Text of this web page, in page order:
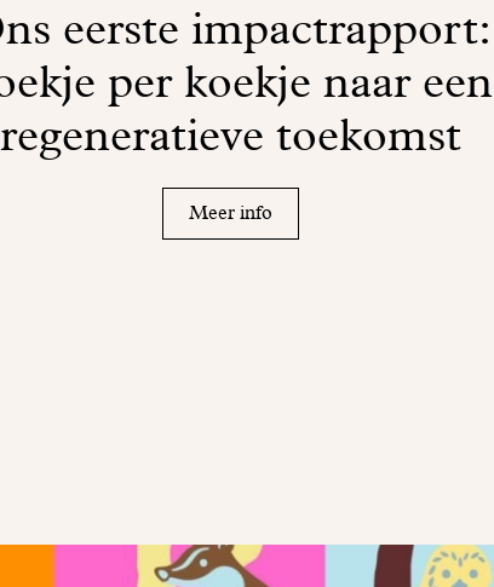
eerste impactrapport:
per koekje naar een
regeneratieve toekomst
Meer info